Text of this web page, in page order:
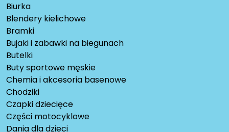
Biurka
Blendery kielichowe
Bramki
Bujaki i zabawki na biegunach
Butelki
Buty sportowe męskie
Chemia i akcesoria basenowe
Chodziki
Czapki dziecięce
Części motocyklowe
Dania dla dzieci